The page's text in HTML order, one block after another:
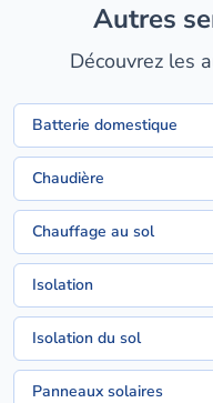
Autres
Découvrez les
Batterie domestique
Chaudière
Chauffage au sol
Isolation
Isolation du sol
Panneaux solaires